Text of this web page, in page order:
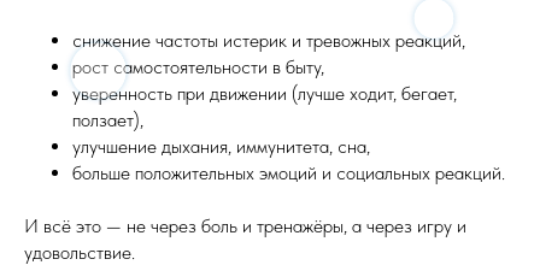
снижение частоты истерик и тревожных реакций,
рост самостоятельности в быту,
уверенность при движении (лучше ходит, бегает,
ползает),
улучшение дыхания, иммунитета, сна,
больше положительных эмоций и социальных реакций.
И всё это — не через боль и тренажёры, а через игру и
удовольствие.